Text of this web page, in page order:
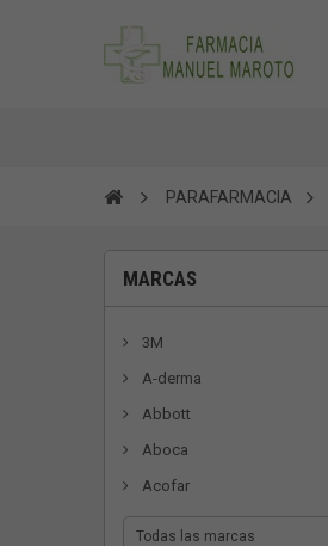
PARAFARMACIA
MARCAS
3M
A-derma
Abbott
Aboca
Acofar
Todas las marcas